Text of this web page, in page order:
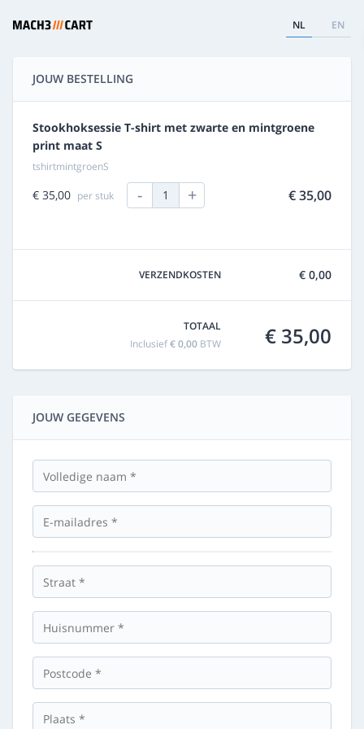
NL EN
JOUW BESTELLING
Stookhoksessie T-shirt met zwarte en mintgroene
print maat S
tshirtmintgroenS
€ 35,00 per stuk - 1 + € 35,00
VERZENDKOSTEN € 0,00
TOTAAL
Inclusief€ 0,00 BTW € 35,00
JOUW GEGEVENS